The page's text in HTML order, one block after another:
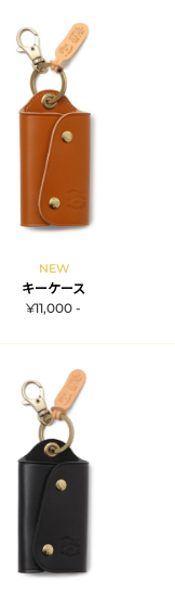
NEW
キーケース
¥11,000 -